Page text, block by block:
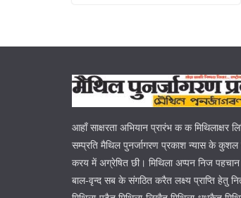
आहाँ साक्षरता अभियान प्रारंभ क क मिथिलाक्षर
सम्प्रति मैथिल पुनर्जागरण प्रकाश न्यास के
करय में अग्रेषित छी। मिथिला अप्पन निज
बाल-वृन्द सब के संगठित करैत लक्ष्य प्राप्ति हेतु